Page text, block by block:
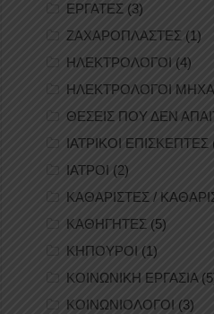
ΕΡΓΑΤΕΣ (3)
ΖΑΧΑΡΟΠΛΑΣΤΕΣ (1)
ΗΛΕΚΤΡΟΛΟΓΟΙ (4)
ΗΛΕΚΤΡΟΛΟΓΟΙ
ΘΕΣΕΙΣ ΠΟΥ ΔΕΝ
ΙΑΤΡΙΚΟΙ ΕΠΙΣΚΕΠΤΕΣ
ΙΑΤΡΟΙ (2)
ΚΑΘΑΡΙΣΤΕΣ /
ΚΑΘΗΓΗΤΕΣ (5)
ΚΗΠΟΥΡΟΙ (1)
ΚΟΙΝΩΝΙΚΗ ΕΡΓΑΣΙΑ
ΚΟΙΝΩΝΙΟΛΟΓΟΙ (3)